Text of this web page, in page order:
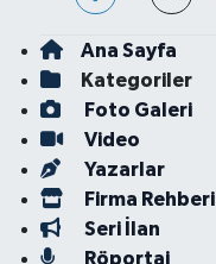
Ana Sayfa
Kategoriler
Foto Galeri
Video
Yazarlar
Firma Rehberi
Seri İlan
Röportaj